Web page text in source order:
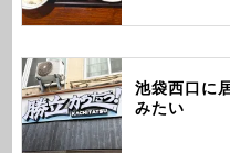
池袋西口に
みたい